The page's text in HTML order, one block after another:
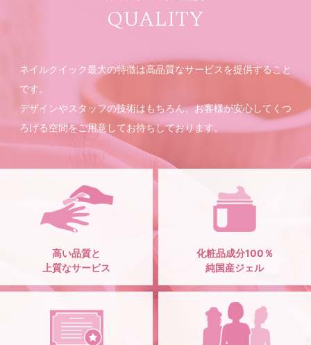
QUALITY
ネイルクイック最大の特徴は高品質なサービスを提供すること
です。
デザインやスタッフの技術はもちろん、お客様が安心してくつ
ろげる空間をご用意してお待ちしております。
高い品質と
上質なサービス
化粧品成分100％
純国産ジェル